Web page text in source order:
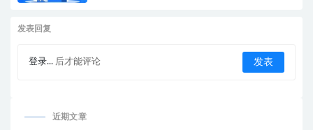
发表回复
登录... 后才能评论
近期文章